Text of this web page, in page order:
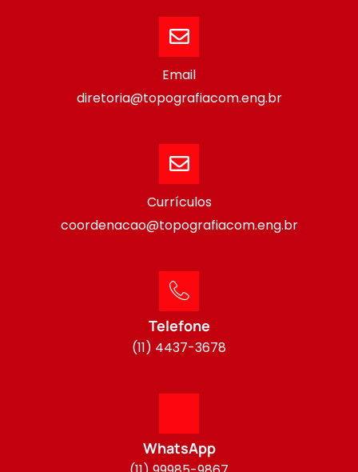
Email
diretoria@topografiacom.eng.br
Currículos
coordenacao@topografiacom.eng.br
Telefone
(11) 4437-3678
WhatsApp